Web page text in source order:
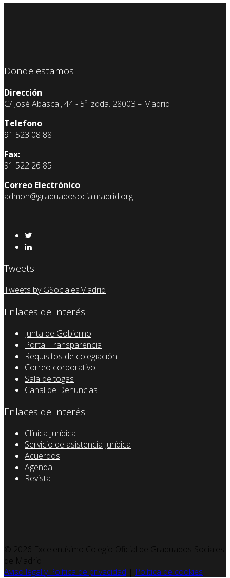
Donde estamos
Dirección
C/ José Abascal, 44 - 5º izqda. 28003 – Madrid
Telefono
91 523 08 88
Fax:
91 522 26 85
Correo Electrónico
admon@graduadosocialmadrid.org
Tweets
Tweets by GSocialesMadrid
Enlaces de Interés
Junta de Gobierno
Portal Transparencia
Requisitos de colegiación
Correo corporativo
Sala de togas
Canal de Denuncias
Enlaces de Interés
Clínica Jurídica
Servicio de asistencia Jurídica
Acuerdos
Agenda
Revista
© 2026 Excelentísimo Colegio Oficial de Graduados Sociales
de Madrid
Aviso legal y Política de privacidad
Política de cookies